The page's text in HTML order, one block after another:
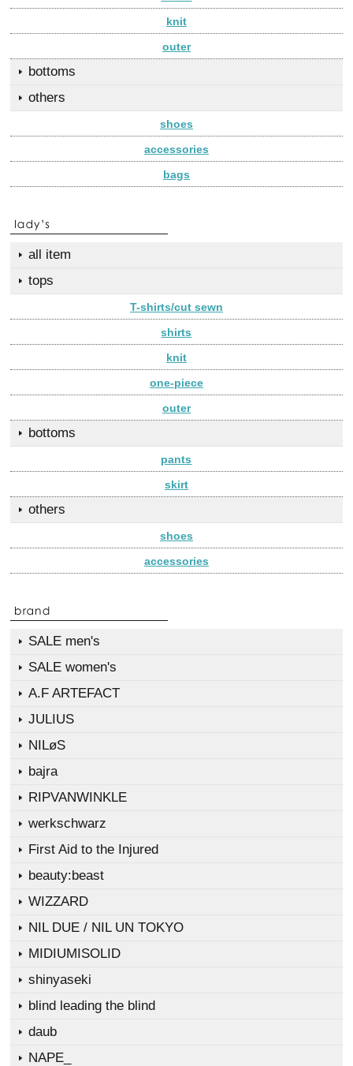
knit
outer
bottoms
others
shoes
accessories
bags
all item
tops
T-shirts/cut sewn
shirts
knit
one-piece
outer
bottoms
pants
skirt
others
shoes
accessories
SALE men's
SALE women's
A.F ARTEFACT
JULIUS
NILøS
bajra
RIPVANWINKLE
werkschwarz
First Aid to the Injured
beauty:beast
WIZZARD
NIL DUE / NIL UN TOKYO
MIDIUMISOLID
shinyaseki
blind leading the blind
daub
NAPE_